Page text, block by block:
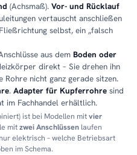
(Achsmaß). Vor- und Rücklauf
vertauscht anschließen
selbst, ein „falsch
aus dem Boden oder
direkt – Sie drehen ihn
Rohre nicht ganz gerade sitzen.
. Adapter für Kupferrohre sind
im Fachhandel erhältlich.
ist bei Modellen mitvier
mitzwei Anschlüssen laufen
nur elektrisch – welche Betriebsart
im Schema.